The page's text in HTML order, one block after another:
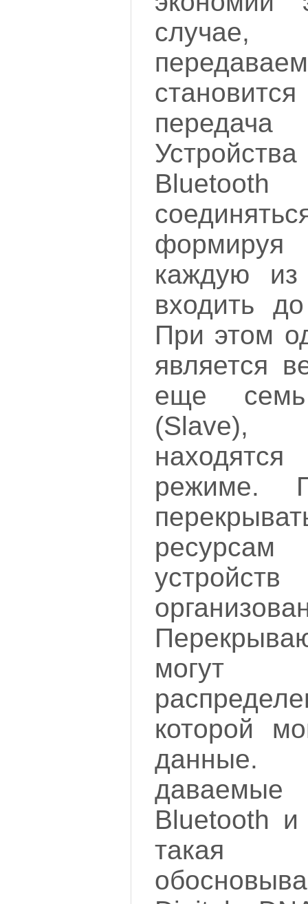
случае,
передача
каждую
входить
При этом
является
еще
режиме.
могут
которой
данные.
даваемые
Bluetooth
такая